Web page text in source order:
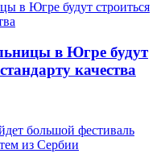
в Югре будут
качества